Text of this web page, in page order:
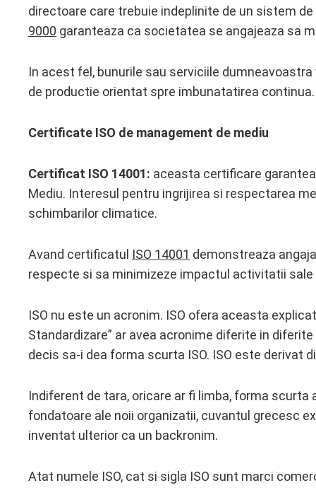
directoare care trebuie indeplinite de un sistem
9000 garanteaza ca societatea se angajeaza sa
In acest fel, bunurile sau serviciile
de productie orientat spre imbunatatirea continua.
Certificate ISO de management de mediu
Certificat ISO 14001: aceasta certificare
Mediu. Interesul pentru ingrijirea si respectarea
schimbarilor climatice.
Avand certificatul ISO 14001 demonstreaza
respecte si sa minimizeze impactul activitatii
ISO nu este un acronim. ISO ofera aceasta
Standardizare” ar avea acronime diferite in
decis sa-i dea forma scurta ISO. ISO este derivat
Indiferent de tara, oricare ar fi limba, forma
fondatoare ale noii organizatii, cuvantul grecesc
inventat ulterior ca un backronim.
Atat numele ISO, cat si sigla ISO sunt marci